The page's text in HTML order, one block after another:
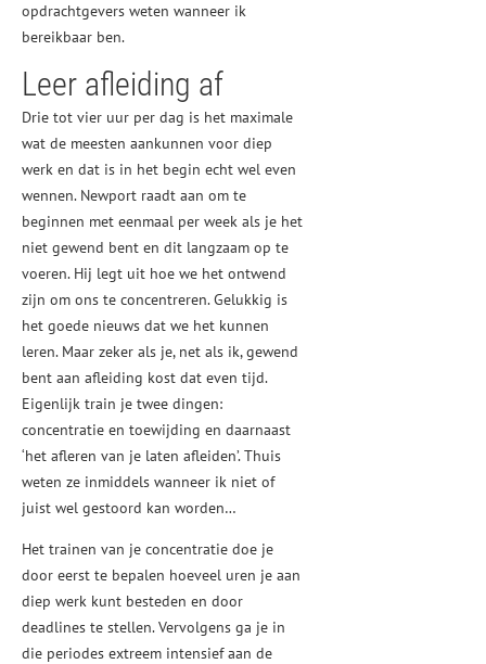
opdrachtgevers weten wanneer ik
bereikbaar ben.
Leer afleiding af
Drie tot vier uur per dag is het maximale
wat de meesten aankunnen voor diep
werk en dat is in het begin echt wel even
wennen. Newport raadt aan om te
beginnen met eenmaal per week als je het
niet gewend bent en dit langzaam op te
voeren. Hij legt uit hoe we het ontwend
zijn om ons te concentreren. Gelukkig is
het goede nieuws dat we het kunnen
leren. Maar zeker als je, net als ik, gewend
bent aan afleiding kost dat even tijd.
Eigenlijk train je twee dingen:
concentratie en toewijding en daarnaast
‘het afleren van je laten afleiden’. Thuis
weten ze inmiddels wanneer ik niet of
juist wel gestoord kan worden…
Het trainen van je concentratie doe je
door eerst te bepalen hoeveel uren je aan
diep werk kunt besteden en door
deadlines te stellen. Vervolgens ga je in
die periodes extreem intensief aan de